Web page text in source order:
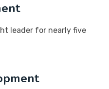
leader for nearly five